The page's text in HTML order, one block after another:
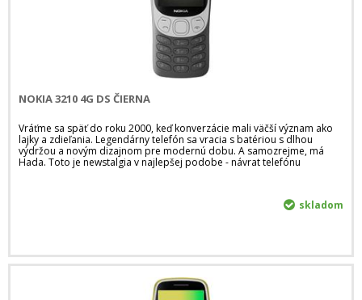
NOKIA 3210 4G DS ČIERNA
Vráťme sa späť do roku 2000, keď konverzácie mali väčší význam ako
lajky a zdieľania. Legendárny telefón sa vracia s batériou s dlhou
výdržou a novým dizajnom pre modernú dobu. A samozrejme, má
Hada. Toto je newstalgia v najlepšej podobe - návrat telefónu
skladom